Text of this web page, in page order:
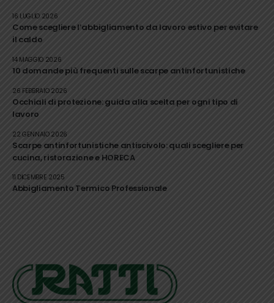
Come scegliere l’abbigliamento da lavoro estivo per evitare
il caldo
16 LUGLIO 2026
10 domande più frequenti sulle scarpe antinfortunistiche
14 MAGGIO 2026
Occhiali di protezione: guida alla scelta per ogni tipo di
lavoro
26 FEBBRAIO 2026
Scarpe antinfortunistiche antiscivolo: quali scegliere per
cucina, ristorazione e HORECA
22 GENNAIO 2026
Abbigliamento Termico Professionale
11 DICEMBRE 2025